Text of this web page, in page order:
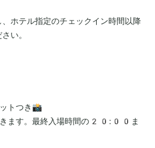
ホテル指定のチェックイン時間以降
い。
トつき📸
きます。最終入場時間の20:00ま